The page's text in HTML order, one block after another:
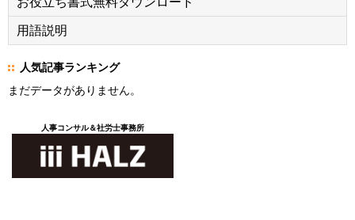
用語説明
人気記事ランキング
まだデータがありません。
人事コンサル＆社労士事務所